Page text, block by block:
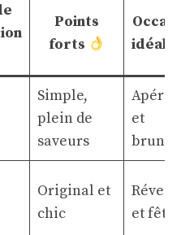
Points
forts
idéale
Simple,
plein de
saveurs
et
Original et
chic
et fêtes